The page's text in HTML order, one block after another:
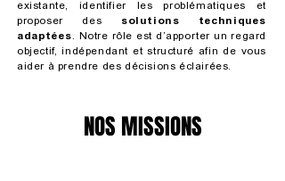
existante, identifier les problématiques et
proposer des solutions techniques
adaptées.
Notre rôle est d’apporter un regard
objectif, indépendant et structuré afin de vous
aider à prendre des décisions éclairées.
NOS MISSIONS